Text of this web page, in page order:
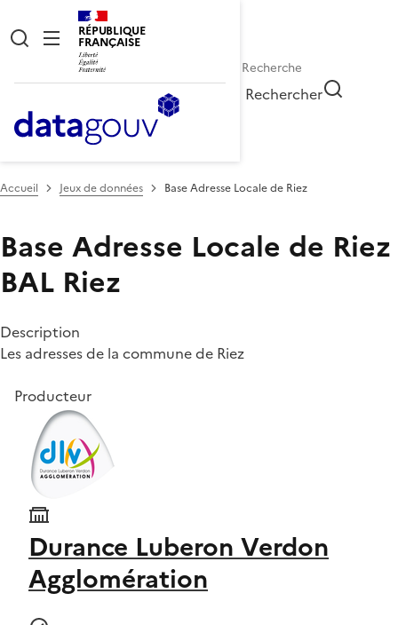
RÉPUBLIQUE
FRANÇAISE
Rechercher
Accueil Jeux de données Base Adresse Locale de Riez
Base Adresse Locale de Riez
BAL Riez
Description
Les adresses de la commune de Riez
Producteur
Durance Luberon Verdon
Agglomération